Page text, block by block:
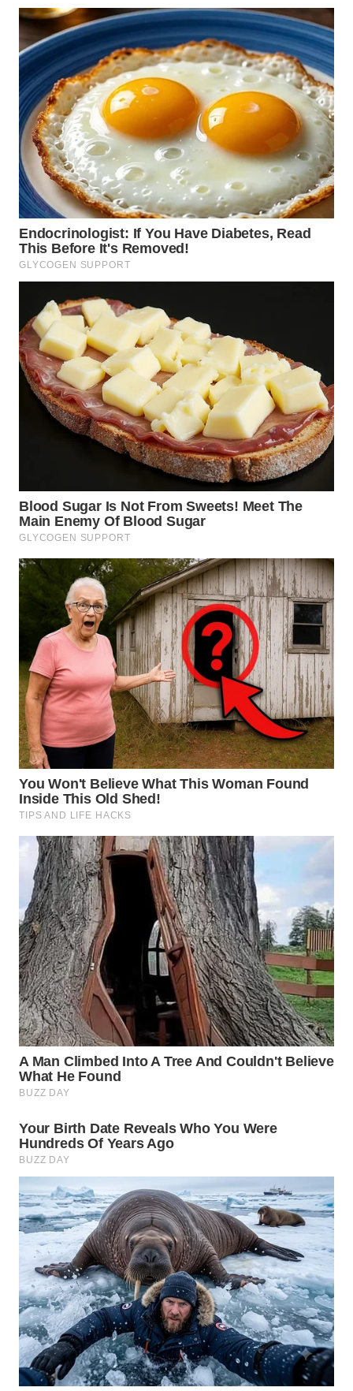
MALUKU
WN
MALUT
WN
DAIRI
WN
DANAU
TOBA
WN
NIAS
WN
LANGKAT
WN
TAPANULI
SELATAN
WN
KARO
SIMALUNGUN
WN
LABUHANBATU
WN
TAPANULI
TENGAH
WN DELI
WN
TEBING
TINGGI
WN
PAKPAK
WN
KARAWANG
WN
BEKASI
WN
BOGOR
WN
DEPOK
WN
TAPANULI
UTARA
WN
SAMOSIR
WN
PADANG
LAWAS